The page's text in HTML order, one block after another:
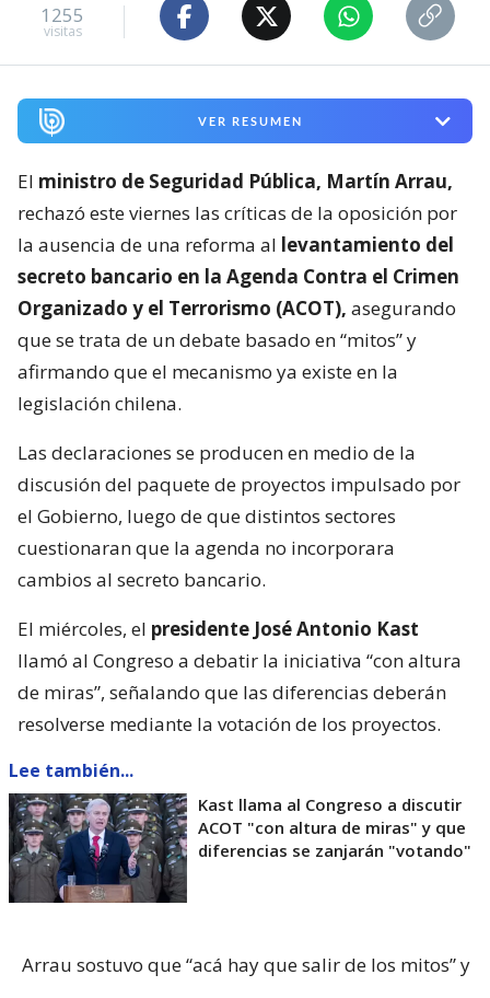
1255
visitas
VER RESUMEN
El ministro de Seguridad Pública, Martín Arrau,
rechazó este viernes las críticas de la oposición por
la ausencia de una reforma al levantamiento del
secreto bancario en la Agenda Contra el Crimen
Organizado y el Terrorismo (ACOT), asegurando
que se trata de un debate basado en “mitos” y
afirmando que el mecanismo ya existe en la
legislación chilena.
Las declaraciones se producen en medio de la
discusión del paquete de proyectos impulsado por
el Gobierno, luego de que distintos sectores
cuestionaran que la agenda no incorporara
cambios al secreto bancario.
El miércoles, el presidente José Antonio Kast
llamó al Congreso a debatir la iniciativa “con altura
de miras”, señalando que las diferencias deberán
resolverse mediante la votación de los proyectos.
Lee también...
Kast llama al Congreso a discutir
ACOT "con altura de miras" y que
diferencias se zanjarán "votando"
Arrau sostuvo que “acá hay que salir de los mitos” y